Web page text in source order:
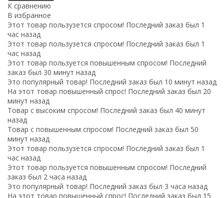
К сравнению
В избранное
Этот товар пользузется спросом! Последний заказ был 1
час назад
Этот товар пользузется спросом! Последний заказ был 1
час назад
Этот товар пользуется повышенным спросом! Последний
заказ был 30 минут назад
Это популярный товар! Последний заказ был 10 минут назад
На этот товар повышенный спрос! Последний заказ был 20
минут назад
Товар с высоким спросом! Последний заказ был 40 минут
назад
Товар с повышенным спросом! Последний заказ был 50
минут назад
Этот товар пользузется спросом! Последний заказ был 1
час назад
Этот товар пользуется повышенным спросом! Последний
заказ был 2 часа назад
Это популярный товар! Последний заказ был 3 часа назад
На этот товар повышенный спрос! Последний заказ был 15